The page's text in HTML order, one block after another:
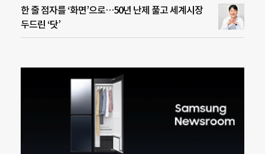
한 줄 점자를 ‘화면’으로…50년 난제 풀고 세계시장
두드린 ‘닷’